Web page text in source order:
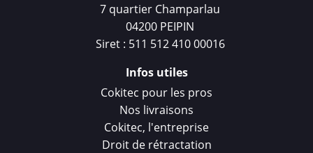
7 quartier Champarlau
04200 PEIPIN
Siret : 511 512 410 00016
Infos utiles
Cokitec pour les pros
Nos livraisons
Cokitec, l'entreprise
Droit de rétractation